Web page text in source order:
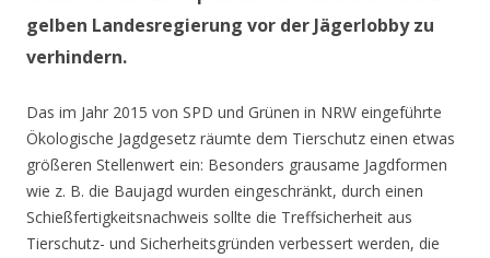
gelben Landesregierung vor der Jägerlobby zu
verhindern.
Das im Jahr 2015 von SPD und Grünen in NRW eingeführte
Ökologische Jagdgesetz räumte dem Tierschutz einen etwas
größeren Stellenwert ein: Besonders grausame Jagdformen
wie z. B. die Baujagd wurden eingeschränkt, durch einen
Schießfertigkeitsnachweis sollte die Treffsicherheit aus
Tierschutz- und Sicherheitsgründen verbessert werden, die